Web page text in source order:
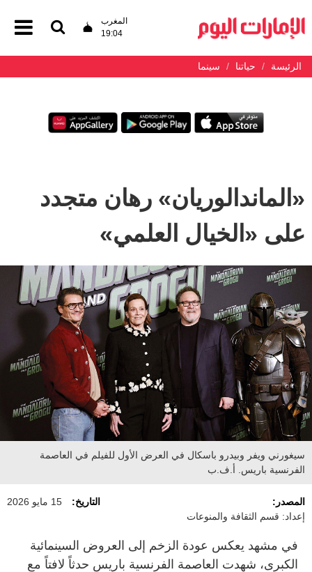
المغرب
19:04
الرئيسة حياتنا سينما
«الماندالوريان» رهان متجدد
على «الخيال العلمي»
سيغورني ويفر وبيدرو باسكال في العرض الأول للفيلم في العاصمة
الفرنسية باريس. أ.ف.ب
المصدر:
إعداد: قسم الثقافة والمنوعات
التاريخ: 15 مايو 2026
في مشهد يعكس عودة الزخم إلى العروض السينمائية
الكبرى، شهدت العاصمة الفرنسية باريس حدثاً لافتاً مع